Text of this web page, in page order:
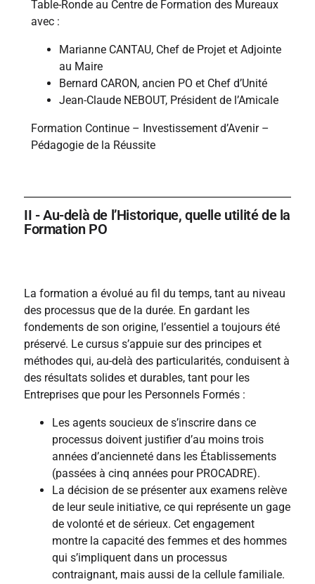
Table-Ronde au Centre de Formation des Mureaux
avec :
Marianne CANTAU, Chef de Projet et Adjointe
au Maire
Bernard CARON, ancien PO et Chef d’Unité
Jean-Claude NEBOUT, Président de l’Amicale
Formation Continue – Investissement d’Avenir –
Pédagogie de la Réussite
II - Au-delà de l’Historique, quelle utilité de la
Formation PO
La formation a évolué au fil du temps, tant au niveau
des processus que de la durée. En gardant les
fondements de son origine, l’essentiel a toujours été
préservé. Le cursus s’appuie sur des principes et
méthodes qui, au-delà des particularités, conduisent à
des résultats solides et durables, tant pour les
Entreprises que pour les Personnels Formés :
Les agents soucieux de s’inscrire dans ce
processus doivent justifier d’au moins trois
années d’ancienneté dans les Établissements
(passées à cinq années pour PROCADRE).
La décision de se présenter aux examens relève
de leur seule initiative, ce qui représente un gage
de volonté et de sérieux. Cet engagement
montre la capacité des femmes et des hommes
qui s’impliquent dans un processus
contraignant, mais aussi de la cellule familiale.